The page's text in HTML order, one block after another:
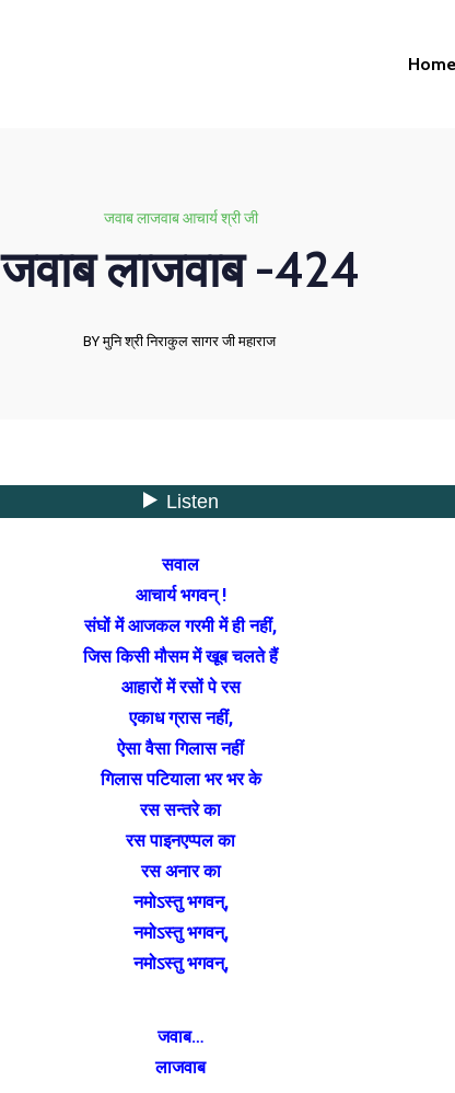
Home
जवाब लाजवाब आचार्य श्री जी
जवाब लाजवाब -424
BY मुनि श्री निराकुल सागर जी महाराज
सवाल
आचार्य भगवन् !
संघों में आजकल गरमी में ही नहीं,
जिस किसी मौसम में खूब चलते हैं
आहारों में रसों पे रस
एकाध ग्रास नहीं,
ऐसा वैसा गिलास नहीं
गिलास पटियाला भर भर के
रस सन्तरे का
रस पाइनएप्पल का
रस अनार का
नमोऽस्तु भगवन्,
नमोऽस्तु भगवन्,
नमोऽस्तु भगवन्,
जवाब…
लाजवाब